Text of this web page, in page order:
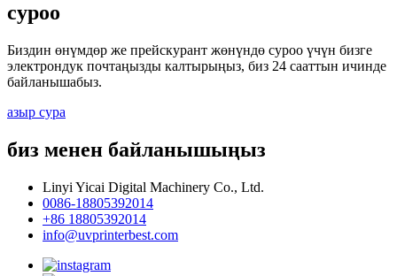
суроо
Биздин өнүмдөр же прейскурант жөнүндө суроо үчүн бизге
электрондук почтаңызды калтырыңыз, биз 24 сааттын ичинде
байланышабыз.
азыр сура
биз менен байланышыңыз
Linyi Yicai Digital Machinery Co., Ltd.
0086-18805392014
+86 18805392014
info@uvprinterbest.com